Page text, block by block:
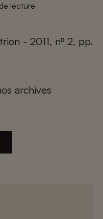
lecture
- 2011, nº 2, pp.
archives